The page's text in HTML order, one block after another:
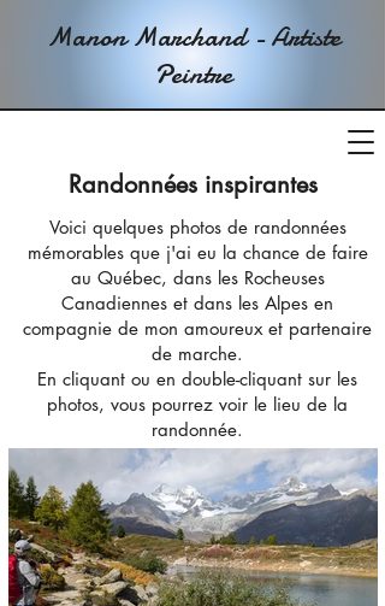
Manon Marchand - Artiste
Peintre
Randonnées inspirantes
Voici quelques photos de randonnées
mémorables que j'ai eu la chance de faire
au Québec, dans les Rocheuses
Canadiennes et dans les Alpes en
compagnie de mon amoureux et partenaire
de marche.
En cliquant ou en double-cliquant sur les
photos, vous pourrez voir le lieu de la
randonnée.